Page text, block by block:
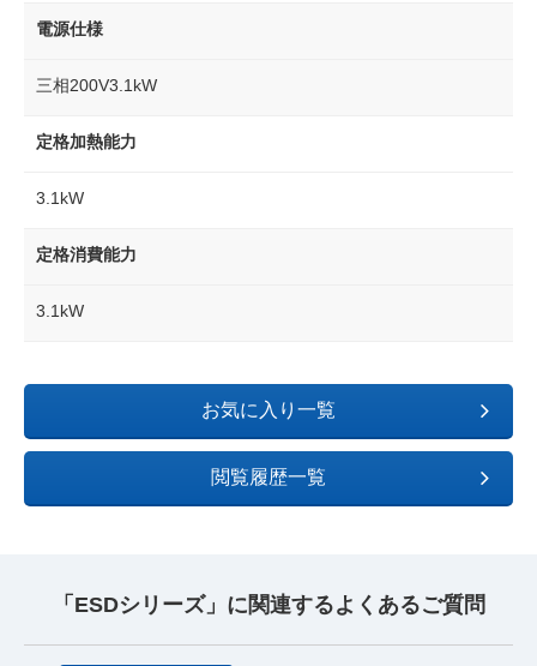
電源仕様
三相200V3.1kW
定格加熱能力
3.1kW
定格消費能力
3.1kW
お気に入り一覧
閲覧履歴一覧
「ESDシリーズ」に関連するよくあるご質問